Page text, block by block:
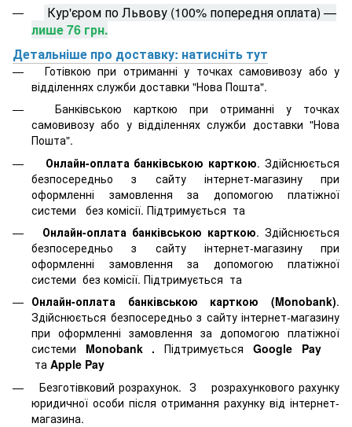
Кур'єром по Львову (100% попередня оплата) —
лише 76 грн.
Детальніше про доставку: натисніть тут
Готівкою при отриманні у точках самовивозу або у
відділеннях служби доставки "Нова Пошта".
Банківською карткою при отриманні у точках
самовивозу або у відділеннях служби доставки "Нова
Пошта".
Онлайн-оплата банківською карткою. Здійснюється
безпосередньо з сайту інтернет-магазину при
оформленні замовлення за допомогою платіжної
системи
без комісії. Підтримується та
Онлайн-оплата банківською карткою. Здійснюється
безпосередньо з сайту інтернет-магазину при
оформленні замовлення за допомогою платіжної
системи без комісії. Підтримується та
Онлайн-оплата банківською карткою (Monobank).
Здійснюється безпосередньо з сайту інтернет-магазину
при оформленні замовлення за допомогою платіжної
системи Monobank .Підтримується Google Pay
та Apple Pay
Безготівковий розрахунок. З розрахункового рахунку
юридичної особи після отримання рахунку від інтернет-
магазина.